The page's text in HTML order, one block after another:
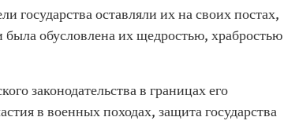
государства оставляли их на своих постах,
была обусловлена их щедростью, храбростью
законодательства в границах его
в военных походах, защита государства